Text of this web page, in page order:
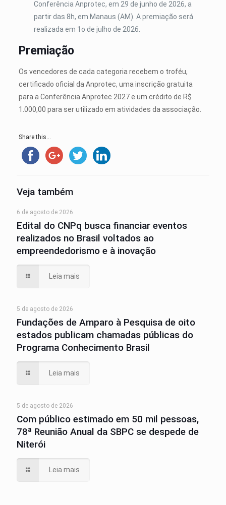
Conferência Anprotec, em 29 de junho de 2026, a
partir das 8h, em Manaus (AM). A premiação será
realizada em 1 o de julho de 2026.
Premiação
Os vencedores de cada categoria recebem o troféu,
certificado oficial da Anprotec, uma inscrição gratuita
para a Conferência Anprotec 2027 e um crédito de R$
1.000,00 para ser utilizado em atividades da associação.
Share this...
Veja também
6 de agosto de 2026
Edital do CNPq busca financiar eventos
realizados no Brasil voltados ao
empreendedorismo e à inovação
Leia mais
5 de agosto de 2026
Fundações de Amparo à Pesquisa de oito
estados publicam chamadas públicas do
Programa Conhecimento Brasil
Leia mais
5 de agosto de 2026
Com público estimado em 50 mil pessoas,
78ª Reunião Anual da SBPC se despede de
Niterói
Leia mais